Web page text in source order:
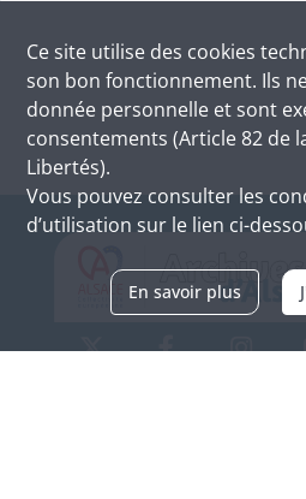
Ce site utilise des cookies
son bon fonctionnement. Ils
donnée personnelle et sont
consentements (Article 82 de
Libertés).
Vous pouvez consulter les
d’utilisation sur le lien ci-
En savoir plus